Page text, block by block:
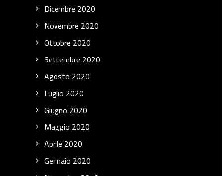
Dicembre 2020
Novembre 2020
Ottobre 2020
Settembre 2020
Agosto 2020
Luglio 2020
Giugno 2020
Maggio 2020
Aprile 2020
Gennaio 2020